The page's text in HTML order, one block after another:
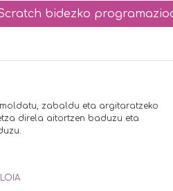
bidezko
moldatu, zabaldu eta argitaratzeko
direla aitortzen baduzu eta